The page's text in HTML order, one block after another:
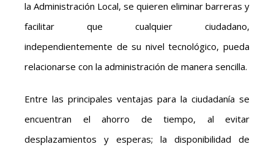
la Administración Local, se quieren eliminar barreras y
facilitar que cualquier ciudadano,
independientemente de su nivel tecnológico, pueda
relacionarse con la administración de manera sencilla.
Entre las principales ventajas para la ciudadanía se
encuentran el ahorro de tiempo, al evitar
desplazamientos y esperas; la disponibilidad de